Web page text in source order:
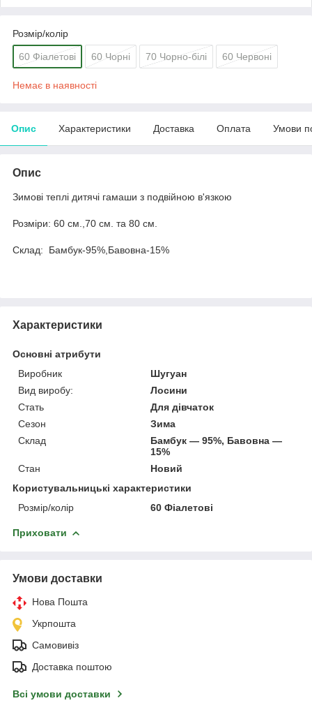
Розмір/колір
60 Фіалетові 60 Чорні 70 Чорно-білі 60 Червоні
Немає в наявності
Опис Характеристики Доставка Оплата Умови
Опис
Зимові теплі дитячі гамаши з подвійною в'язкою
Розміри: 60 см.,70 см. та 80 см.
Склад: Бамбук-95%,Бавовна-15%
Характеристики
Основні атрибути
Виробник
Шугуан
Вид виробу:
Лосини
Стать
Для дівчаток
Сезон
Зима
Склад
Бамбук — 95%, Бавовна —
15%
Стан
Новий
Користувальницькі характеристики
Розмір/колір
60 Фіалетові
Приховати
Умови доставки
Нова Пошта
Укрпошта
Самовивіз
Доставка поштою
Всі умови доставки